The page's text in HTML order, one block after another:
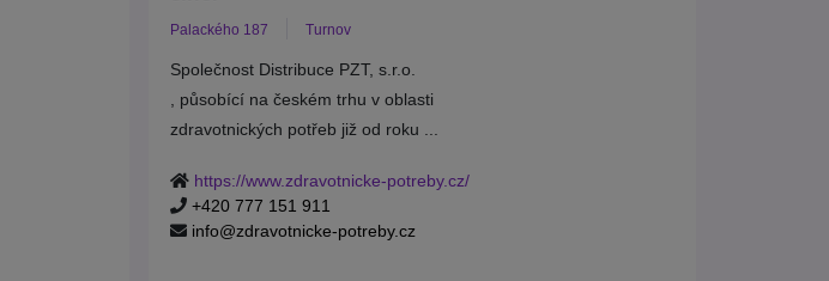
Palackého 187 Turnov
Společnost Distribuce PZT, s.r.o.
, působící na českém trhu v oblasti
zdravotnických potřeb již od roku ...
https://www.zdravotnicke-potreby.cz/
+420 777 151 911
info@zdravotnicke-potreby.cz